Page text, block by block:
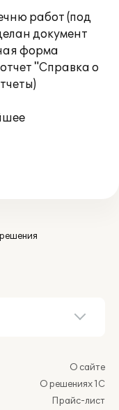
работ (под
документ
форма
"Справка о
О сайте
О решениях 1С
Прайс-лист